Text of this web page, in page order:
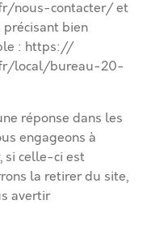
nous-contacter/et
précisant bien
: https://
local/bureau-20-
réponse dans les
engageons à
si celle-ci est
la retirer du site,
avertir